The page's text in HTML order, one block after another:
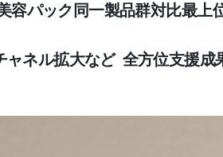
パック同一製品群対比最上
ネル拡大など 全方位支援成